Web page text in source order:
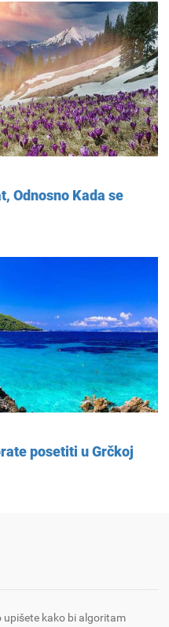
Odnosno Kada se
posetiti u Grčkoj
kako bi algoritam